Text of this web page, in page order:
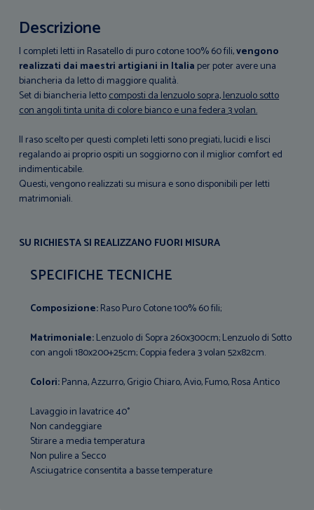
Descrizione
I completi letti in Rasatello di puro cotone 100% 60 fili,vengono
realizzati dai maestri artigiani in Italia per poter avere una
biancheria da letto di maggiore qualità.
Set di biancheria lettocomposti da lenzuolo sopra, lenzuolo sotto
con angoli tinta unita di colore bianco e una federa 3 volan.
Il raso scelto per questi completi letti sono pregiati, lucidi e lisci
regalando ai proprio ospiti un soggiorno con il miglior comfort ed
indimenticabile.
Questi, vengono realizzati su misura e sono disponibili per letti
matrimoniali.
SU RICHIESTA SI REALIZZANO FUORI MISURA
SPECIFICHE TECNICHE
Composizione:Raso Puro Cotone 100% 60 fili;
Matrimoniale:Lenzuolo di Sopra 260x300cm; Lenzuolo di Sotto
con angoli 180x200+25cm; Coppia federa 3 volan 52x82cm.
Colori:Panna, Azzurro, Grigio Chiaro, Avio, Fumo, Rosa Antico
Lavaggio in lavatrice 40°
Non candeggiare
Stirare a media temperatura
Non pulire a Secco
Asciugatrice consentita a basse temperature